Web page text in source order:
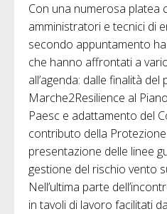
Con una numerosa platea
amministratori e tecnici di
secondo appuntamento
che hanno affrontati a
all’agenda: dalle finalità del
Marche2Resilience al
Paesc e adattamento del
contributo della
presentazione delle linee
gestione del rischio vento
Nell’ultima parte
in tavoli di lavoro facilitati